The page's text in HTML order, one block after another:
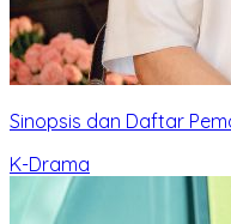
Sinopsis dan Daftar
K-Drama